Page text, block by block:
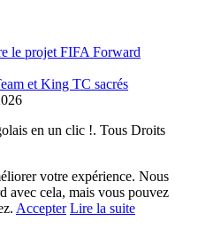
le projet FIFA Forward
et King TC sacrés
en un clic !. Tous Droits
votre expérience. Nous
avec cela, mais vous pouvez
Accepter Lire la suite